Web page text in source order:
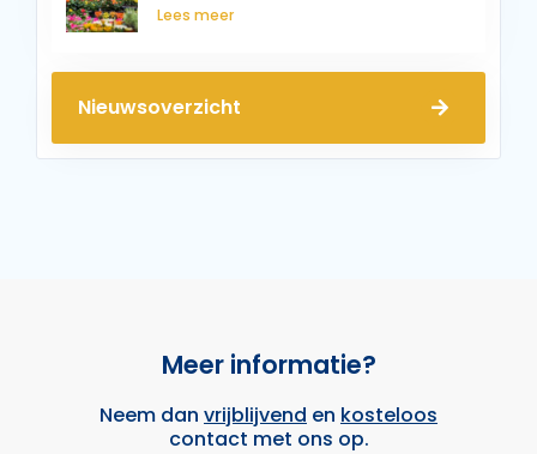
Lees meer
Nieuwsoverzicht
Meer informatie?
Neem dan vrijblijvend en kosteloos
contact met ons op.